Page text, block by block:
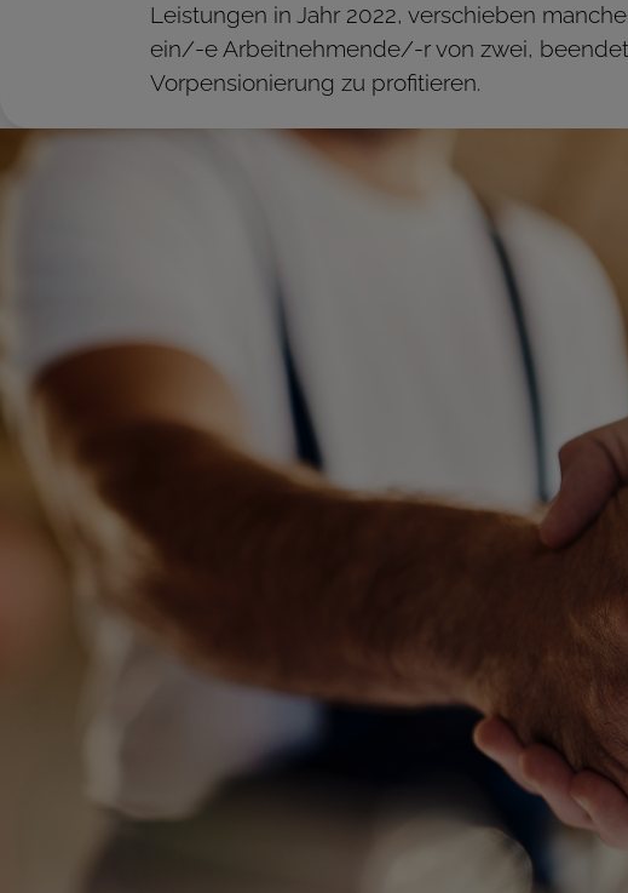
Leistungen in Jahr 2022, verschieben
ein/-e Arbeitnehmende/-r von zwei, beendet
Vorpensionierung zu profitieren.